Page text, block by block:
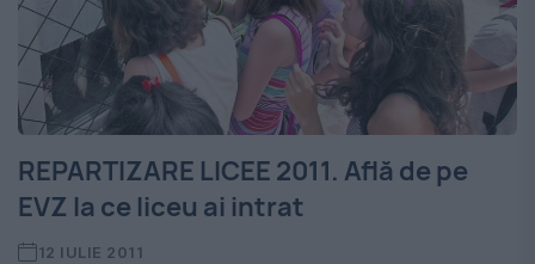
REPARTIZARE LICEE 2011. Află de pe
EVZ la ce liceu ai intrat
12 IULIE 2011